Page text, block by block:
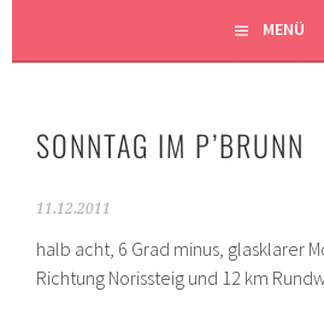
MENÜ
SONNTAG IM P’BRUNN
11.12.2011
halb acht, 6 Grad minus, glasklarer
Richtung Norissteig und 12 km